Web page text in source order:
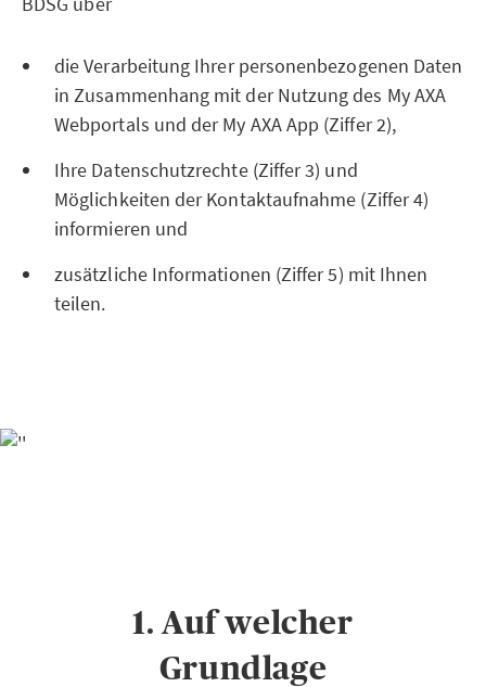
die Verarbeitung Ihrer personenbezogenen Daten
in Zusammenhang mit der Nutzung des My AXA
Webportals und der My AXA App (Ziffer 2),
Ihre Datenschutzrechte (Ziffer 3) und
Möglichkeiten der Kontaktaufnahme (Ziffer 4)
informieren und
zusätzliche Informationen (Ziffer 5) mit Ihnen
teilen.
1. Auf welcher
Grundlage